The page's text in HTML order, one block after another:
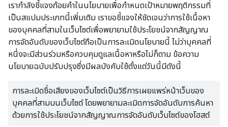
เรากำลังชี้แจงถ้อยคำในนโยบายเพื่อกำหนดเป้าหมายพฤติกรรมที่
เป็นสแปมประเภทนี้เพิ่มเติม เราขอชี้แจงให้ชัดเจนว่าการใช้เนื้อหา
ของบุคคลที่สามในเว็บไซต์เพื่อพยายามใช้ประโยชน์จากสัญญาณ
การจัดอันดับของเว็บไซต์ถือเป็นการละเมิดนโยบายนี้ ไม่ว่าบุคคลที่
หนึ่งจะมีส่วนร่วมหรือควบคุมดูแลเนื้อหาหรือไม่ก็ตาม ข้อความ
นโยบายฉบับปรับปรุงซึ่งมีผลบังคับใช้ตั้งแต่วันนี้มีดังนี้
การละเมิดชื่อเสียงของเว็บไซต์เป็นวิธีการเผยแพร่หน้าเว็บของ
บุคคลที่สามบนเว็บไซต์ โดยพยายามละเมิดการจัดอันดับการค้นหา
ด้วยการใช้ประโยชน์จากสัญญาณการจัดอันดับเว็บไซต์ของโฮสต์